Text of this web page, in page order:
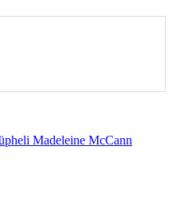
Madeleine McCann